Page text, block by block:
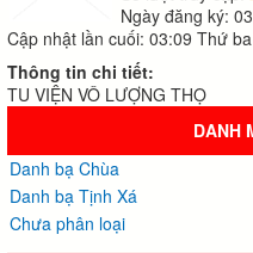
Ngày đăng ký:
Cập nhật lần cuối: 03:09 Thứ
Thông tin chi tiết:
TU VIỆN VÔ LƯỢNG THỌ
DANH
Danh bạ Chùa
Danh bạ Tịnh Xá
Chưa phân loại